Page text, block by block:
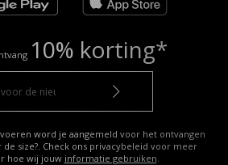
10% korting*
word je aangemeld voor het ontvangen
size?. Check ons privacybeleid voor meer
hoe wij jouw informatie gebruiken.